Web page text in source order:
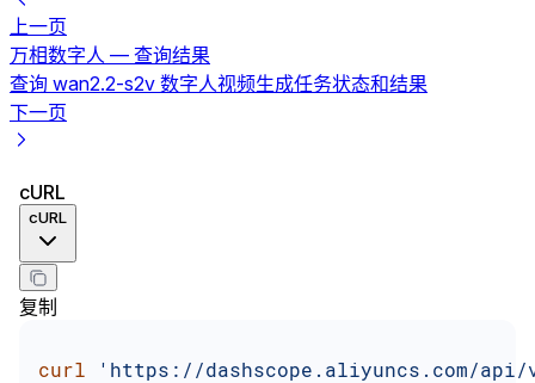
上一页
万相数字人 — 查询结果
查询 wan2.2-s2v 数字人视频生成任务状态和结果
下一页
cURL
cURL
复制
curl 'https://dashscope.aliyuncs.com/